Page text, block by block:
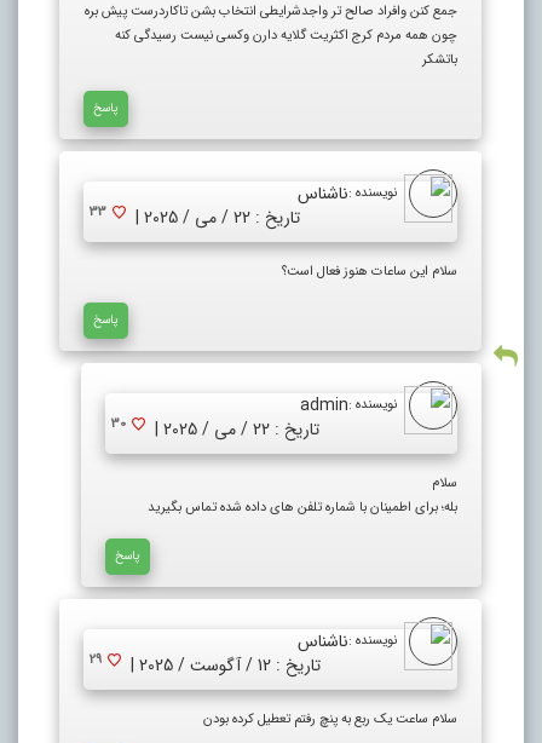
جمع کنن وافراد صالح تر واجدشرایطی انتخاب بشن تاکاردرست پیش بره
چون همه مردم کرج اکثریت گلایه دارن وکسی نیست رسیدگی کنه
باتشکر
پاسخ
نویسنده :ناشناس
تاریخ : 22 / می / 2025 |
33
سلام این ساعات هنوز فعال است؟
پاسخ
نویسنده :admin
تاریخ : 22 / می / 2025 |
30
سلام
بله؛ برای اطمینان با شماره تلفن های داده شده تماس بگیرید
پاسخ
نویسنده :ناشناس
تاریخ : 12 / آگوست / 2025 |
29
سلام ساعت یک ربع به پنچ رفتم تعطیل کرده بودن